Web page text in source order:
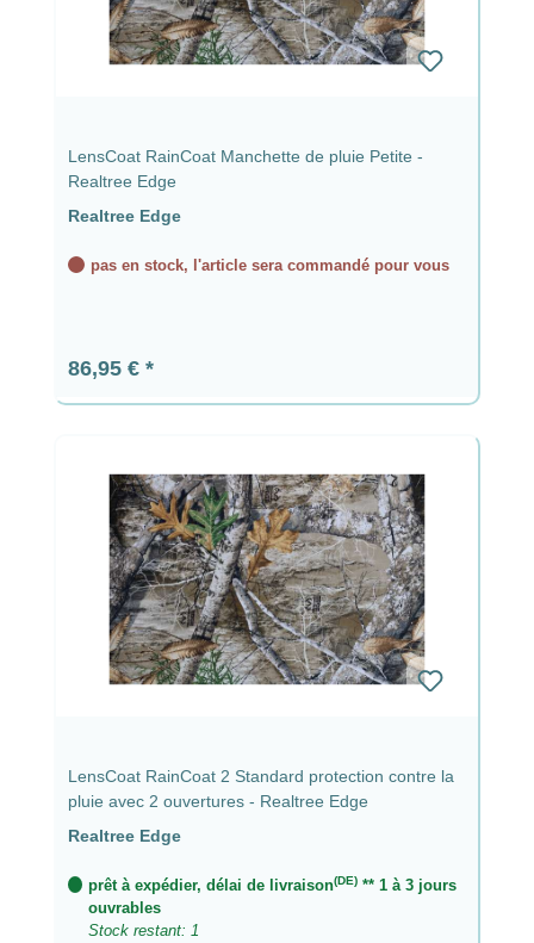
LensCoat RainCoat Manchette de pluie Petite -
Realtree Edge
Realtree Edge
pas en stock, l'article sera commandé pour vous
Prix régulier :
86,95 €
LensCoat RainCoat 2 Standard protection contre la
pluie avec 2 ouvertures - Realtree Edge
Realtree Edge
prêt à expédier, délai de livraison(DE)** 1 à 3 jours
ouvrables
Stock restant: 1